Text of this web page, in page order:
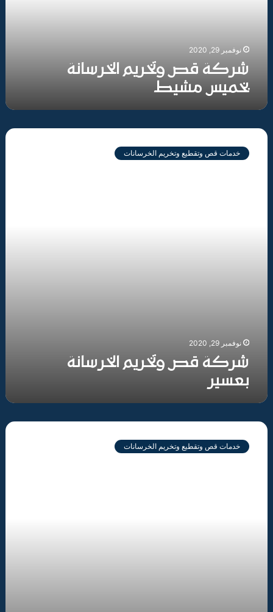
نوفمبر 29, 2020
شركة قص وتخريم الخرسانة
بخميس مشيط
شركة
وتخريم
خدمات قص وتقطيع وتخريم الخرسانات
نوفمبر 29, 2020
شركة قص وتخريم الخرسانة
بعسير
شركة
وتخريم
خدمات قص وتقطيع وتخريم الخرسانات